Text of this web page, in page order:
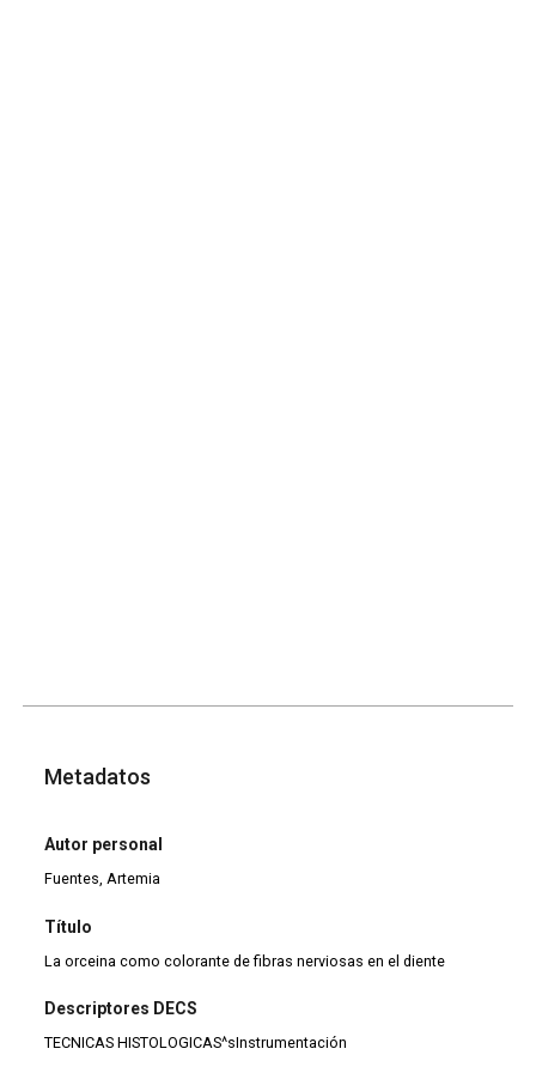
Metadatos
Autor personal
Fuentes, Artemia
Título
La orceina como colorante de fibras nerviosas en el diente
Descriptores DECS
TECNICAS HISTOLOGICAS^sInstrumentación